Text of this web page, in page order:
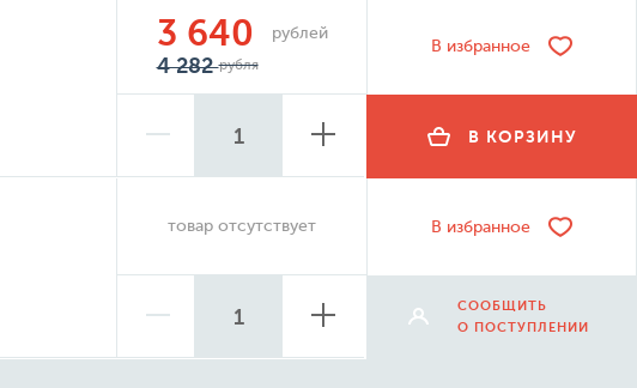
3 640 рублей
4 282рубля
В избранное
В КОРЗИНУ
товар отсутствует В избранное
СООБЩИТЬ
О ПОСТУПЛЕНИИ